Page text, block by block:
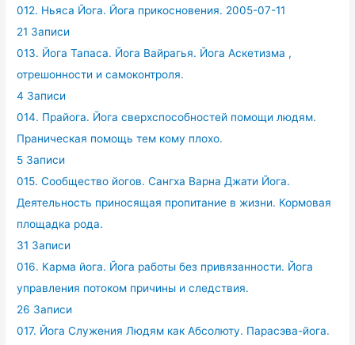
012. Ньяса Йога. Йога прикосновения. 2005-07-11
21 Записи
013. Йога Тапаса. Йога Вайрагья. Йога Аскетизма ,
отрешонности и самоконтроля.
4 Записи
014. Прайога. Йога сверхспособностей помощи людям.
Праническая помощь тем кому плохо.
5 Записи
015. Сообщество йогов. Сангха Варна Джати Йога.
Деятельность приносящая пропитание в жизни. Кормовая
площадка рода.
31 Записи
016. Карма йога. Йога работы без привязанности. Йога
управления потоком причины и следствия.
26 Записи
017. Йога Служения Людям как Абсолюту. Парасэва-йога.